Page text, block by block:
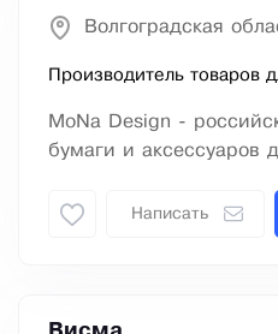
Волгоградская
Производитель товаров
MoNa Design -
бумаги и аксессуаров
Написать